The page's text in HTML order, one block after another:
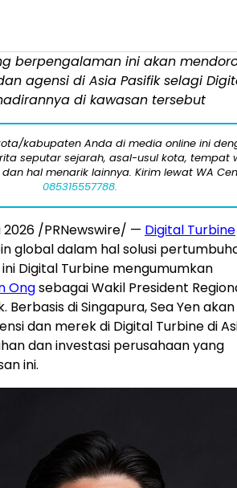
berpengalaman ini akan
agensi di Asia Pasifik selagi
di kawasan tersebut
kabupaten Anda di media online ini
seputar sejarah, asal-usul kota, tempat
hal menarik lainnya. Kirim lewat WA
085315557788.
2026 /PRNewswire/ — Digital Turbine
global dalam hal solusi
Digital Turbine mengumumkan
Ongsebagai Wakil President
Berbasis di Singapura, Sea Yen akan
dan merek di Digital Turbine di
dan investasi perusahaan yang
ini.